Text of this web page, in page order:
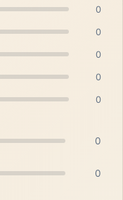
0
0
0
0
0
0
0